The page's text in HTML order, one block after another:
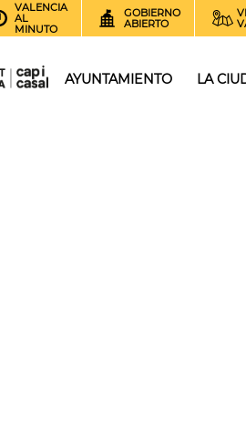
VALENCIA
AL
MINUTO
GOBIERNO
ABIERTO
AYUNTAMIENTO LA